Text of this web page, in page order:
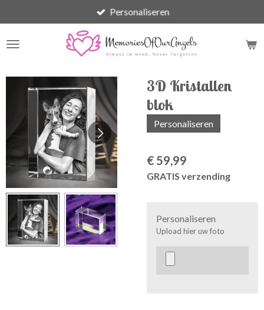
direct
naar
Personaliseren
3D Kristallen
blok
Personaliseren
€ 59,99
GRATIS verzending
Personaliseren
Upload hier uw foto